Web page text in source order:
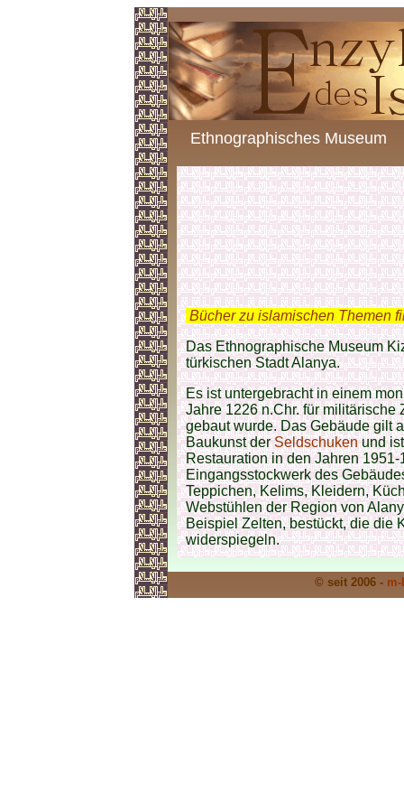
Ethnographisches Museum
Bücher zu islamischen Themen
Das Ethnographische Museum
türkischen Stadt Alanya.
Es ist untergebracht in einem
Jahre 1226 n.Chr. für
gebaut wurde. Das Gebäude gilt
Baukunst derSeldschukenund ist
Restauration in den Jahren
Eingangsstockwerk des
Teppichen, Kelims, Kleidern,
Webstühlen der Region von
Beispiel Zelten, bestückt, die die
widerspiegeln.
© seit 2006 -